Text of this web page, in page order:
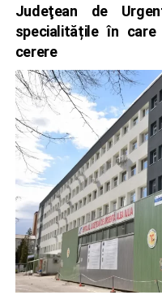
Judeţean de
specialitățile în
cerere